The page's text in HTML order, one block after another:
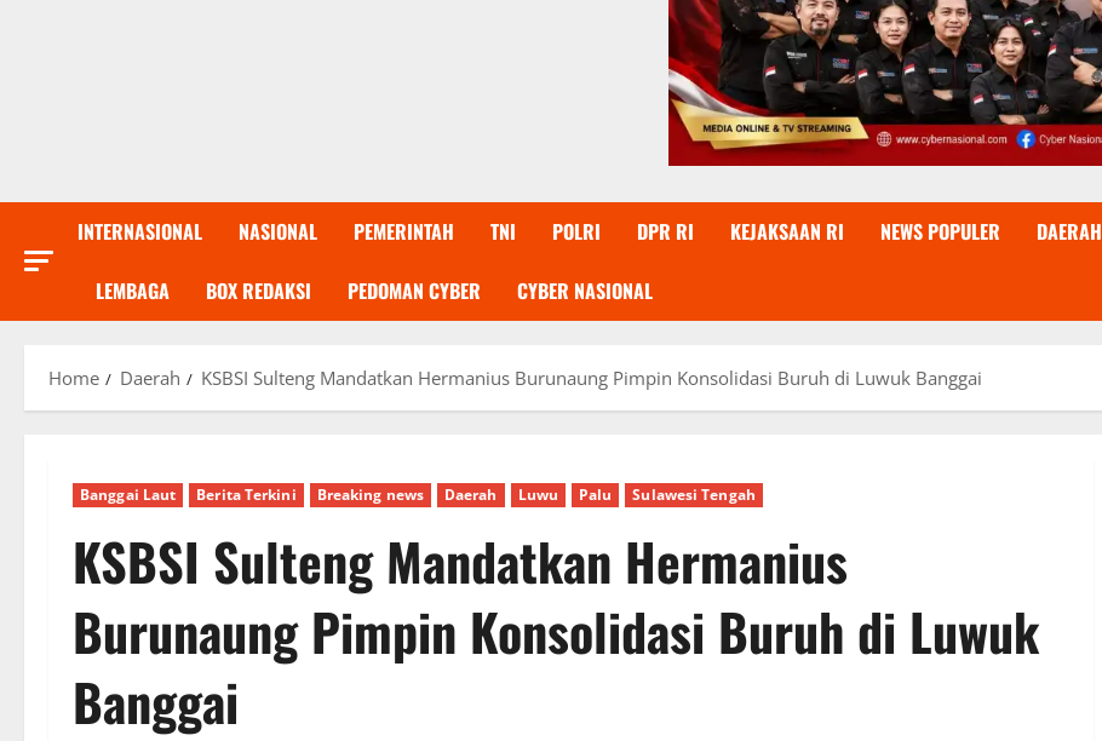
INTERNASIONAL NASIONAL PEMERINTAH TNI POLRI DPR RI KEJAKSAAN RI NEWS POPULER DAERAH
LEMBAGA BOX REDAKSI PEDOMAN CYBER CYBER NASIONAL
Home Daerah KSBSI Sulteng Mandatkan Hermanius Burunaung Pimpin Konsolidasi Buruh di Luwuk Banggai
Banggai Laut Berita Terkini Breaking news Daerah Luwu Palu Sulawesi Tengah
KSBSI Sulteng Mandatkan Hermanius
Burunaung Pimpin Konsolidasi Buruh di Luwuk
Banggai